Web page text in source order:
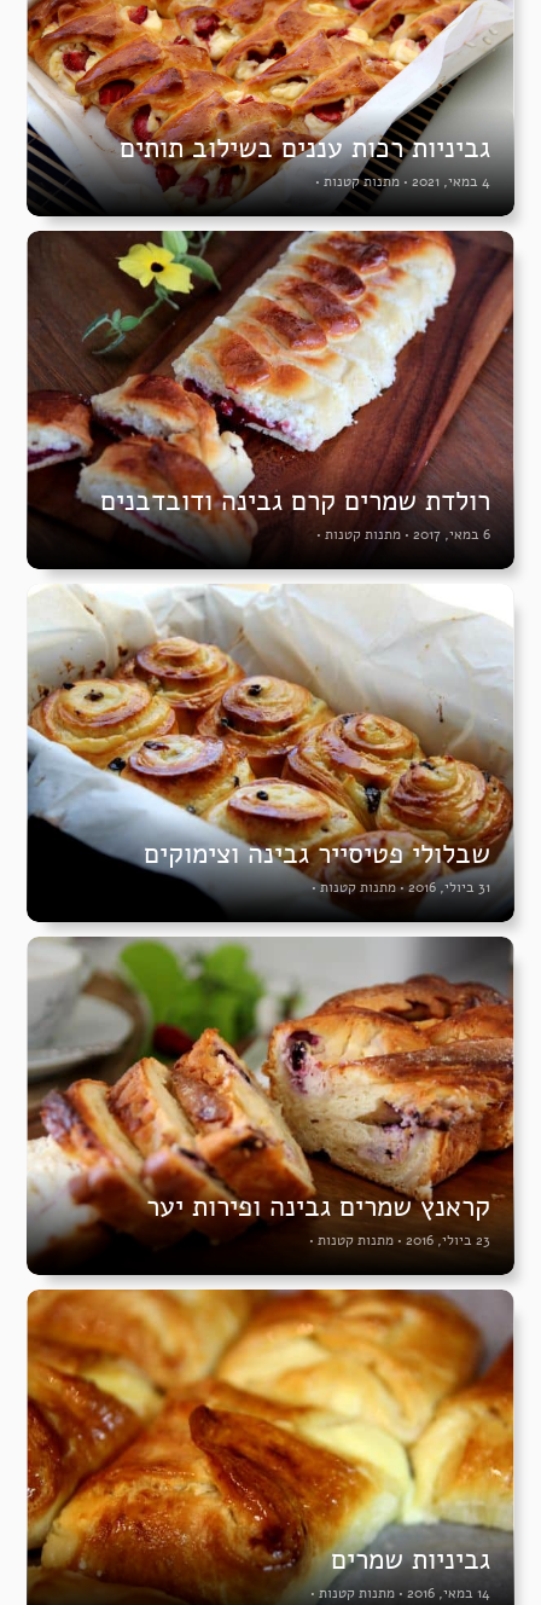
גביניות רכות עננים בשילוב תותים
4 במאי, 2021 • מתנות קטנות•
רולדת שמרים קרם גבינה ודובדבנים
6 במאי, 2017 • מתנות קטנות •
שבלולי פטיסייר גבינה וצימוקים
31 ביולי, 2016 •מתנות קטנות•
קראנץ שמרים גבינה ופירות יער
23 ביולי, 2016 • מתנות קטנות •
גביניות שמרים
14 במאי, 2016 • מתנות קטנות •